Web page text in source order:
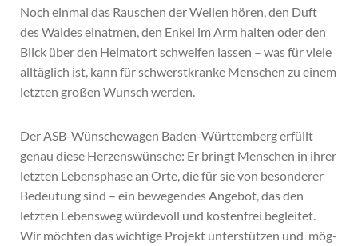
Noch einmal das Rauschen der Wellen hören, den Duft
des Waldes einatmen, den Enkel im Arm halten oder den
Blick über den Heimatort schweifen lassen – was für viele
alltäglich ist, kann für schwerstkranke Menschen zu einem
letzten großen Wunsch werden.
Der ASB-Wünschewagen Baden-Württemberg erfüllt
genau diese Herzenswünsche: Er bringt Menschen in ihrer
letzten Lebensphase an Orte, die für sie von besonderer
Bedeutung sind – ein bewegendes Angebot, das den
letzten Lebensweg würdevoll und kostenfrei begleitet.
Wir möchten das wichtige Projekt unterstützen und mög-